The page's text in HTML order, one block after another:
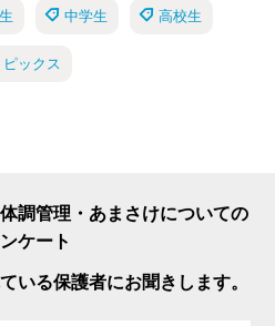
中学生 高校生
ックス
調管理・あまさけについての
ケート
いる保護者にお聞きします。